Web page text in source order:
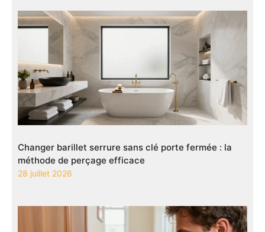
Changer barillet serrure sans clé porte fermée : la
méthode de perçage efficace
28 juillet 2026